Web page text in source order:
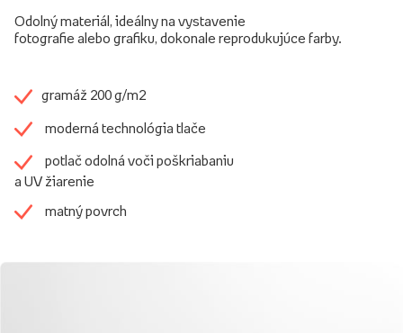
Odolný materiál, ideálny na vystavenie
fotografie alebo grafiku, dokonale reprodukujúce farby.
gramáž 200 g/m2
moderná technológia tlače
potlač odolná voči poškriabaniu
a UV žiarenie
matný povrch